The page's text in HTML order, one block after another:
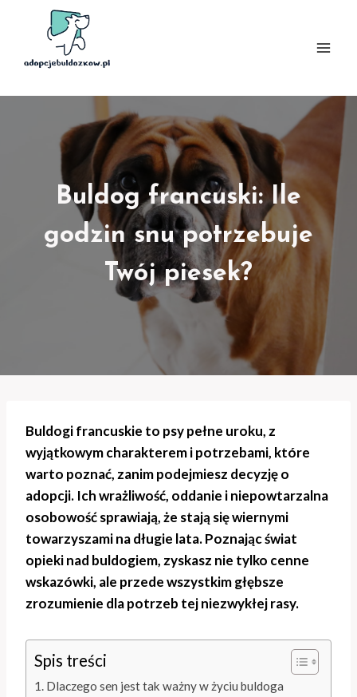
Buldog francuski: Ile
godzin snu potrzebuje
Twój piesek?
Buldogi francuskie to psy pełne uroku, z
wyjątkowym charakterem i potrzebami, które
warto poznać, zanim podejmiesz decyzję o
adopcji. Ich wrażliwość, oddanie i niepowtarzalna
osobowość sprawiają, że stają się wiernymi
towarzyszami na długie lata. Poznając świat
opieki nad buldogiem, zyskasz nie tylko cenne
wskazówki, ale przede wszystkim głębsze
zrozumienie dla potrzeb tej niezwykłej rasy.
Spis treści
Dlaczego sen jest tak ważny w życiu buldoga